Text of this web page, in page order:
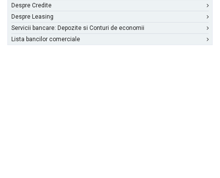
Despre Credite
Despre Leasing
Servicii bancare: Depozite si Conturi de economii
Lista bancilor comerciale